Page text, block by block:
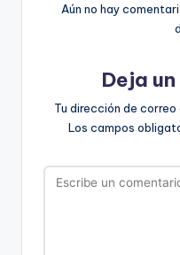
Aún no hay
Deja
Tu dirección de
Los campos